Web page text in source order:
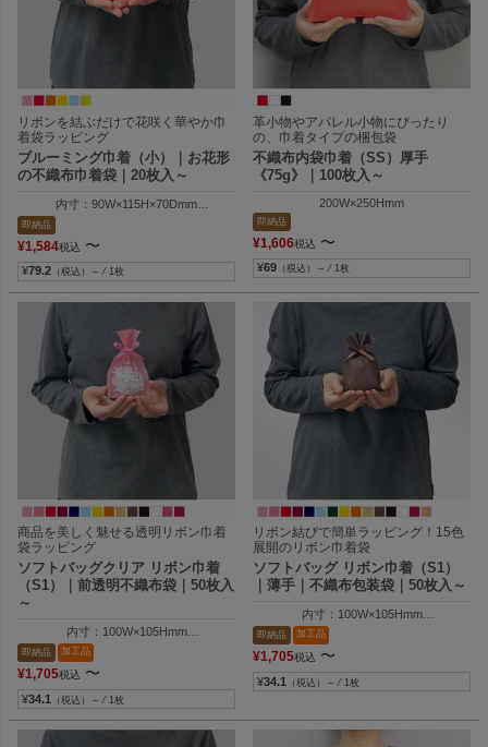
リボンを結ぶだけで花咲く華やか巾
着袋ラッピング
ブルーミング巾着（小）｜お花形
の不織布巾着袋｜20枚入～
内寸：90W×115H×70Dmm
外寸：104W×185H×70Dmm
即納品
¥1,584税込 〜
¥79.2 （税込）～ ⁄ 1枚
革小物やアパレル小物にぴったり
の、巾着タイプの梱包袋
不織布内袋巾着（SS）厚手
《75g》｜100枚入～
200W×250Hmm
即納品
¥1,606税込 〜
¥69 （税込）～ ⁄ 1枚
商品を美しく魅せる透明リボン巾着
袋ラッピング
ソフトバッグクリア リボン巾着
（S1）｜前透明不織布袋｜50枚入
～
内寸：100W×105Hmm
外寸：100W×150Hmm
即納品 加工品
¥1,705税込 〜
¥34.1 （税込）～ ⁄ 1枚
リボン結びで簡単ラッピング！15色
展開のリボン巾着袋
ソフトバッグ リボン巾着（S1）
｜薄手｜不織布包装袋｜50枚入～
内寸：100W×105Hmm
外寸：100W×150Hmm
即納品 加工品
¥1,705税込 〜
¥34.1 （税込）～ ⁄ 1枚